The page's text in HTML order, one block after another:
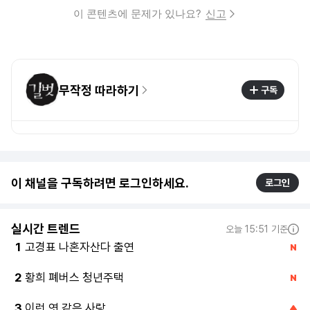
이 콘텐츠에 문제가 있나요? 신고
무작정 따라하기 구독
이 채널을 구독하려면 로그인하세요. 로그인
실시간 트렌드 오늘 15:51 기준
1 고경표 나혼자산다 출연
2 황희 폐버스 청년주택